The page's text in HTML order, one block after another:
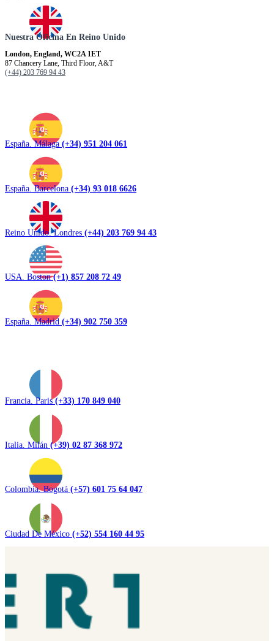
Nuestra Oficina En Reino Unido
London, England, WC2A 1ET
87 Chancery Lane, Third Floor, A&T
(+44) 203 769 94 43
España. Málaga (+34) 951 204 061
España. Barcelona (+34) 93 018 6626
Reino Unido. Londres (+44) 203 769 94 43
USA. Boston(+1) 857 208 72 49
España. Madrid (+34) 902 750 359
Francia. Paris(+33) 170 849 040
Italia. Milán (+39) 02 87 368 972
Colombia. Bogotá (+57) 601 75 64 047
Ciudad De México (+52) 554 160 44 95